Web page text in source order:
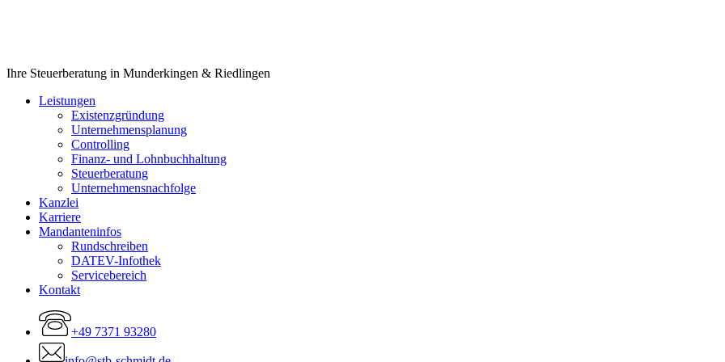
Close
Ihre Steuerberatung in Munderkingen & Riedlingen
Leistungen
Existenzgründung
Unternehmensplanung
Controlling
Finanz- und Lohnbuchhaltung
Steuerberatung
Unternehmensnachfolge
Kanzlei
Karriere
Mandanteninfos
Rundschreiben
DATEV-Infothek
Servicebereich
Kontakt
+49 7371 93280